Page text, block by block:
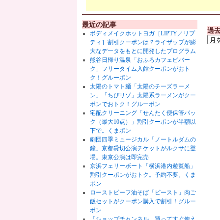
最近の記事
ボディメイクホットヨガ［LIPTY／リプ
ティ］割引クーポンは？ライザップが膨
大なデータをもとに開発したプログラム
熊谷日帰り温泉「おふろカフェビバー
ク」フリータイム入館クーポンがおト
ク！グルーポン
太陽のトマト麺「太陽のチーズラーメ
ン」「ちびリゾ」太陽系ラーメンがクー
ポンでおトク！グルーポン
宅配クリーニング「せんたく便保管パッ
ク（最大10点）」割引クーポンが半額以
下で。くまポン
劇団四季ミュージカル「ノートルダムの
鐘」京都貸切公演チケットがルクサに登
場。東京公演は即完売
京浜フェリーボート「横浜港内遊覧船」
割引クーポンがおトク。予約不要。くま
ポン
ローストビーフ油そば「ビースト」肉ご
飯セットがクーポン購入で割引！グルー
ポン
過